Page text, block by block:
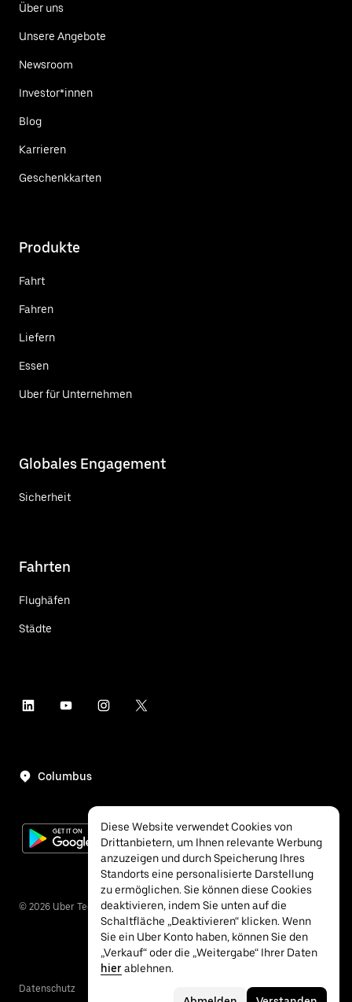
Über uns
Unsere Angebote
Newsroom
Investor*innen
Blog
Karrieren
Geschenkkarten
Produkte
Fahrt
Fahren
Liefern
Essen
Uber für Unternehmen
Globales Engagement
Sicherheit
Fahrten
Flughäfen
Städte
Columbus
© 2026 Uber Technologies Inc.
Datenschutz
Diese Website verwendet Cookies von
Drittanbietern, um Ihnen relevante Werbung
anzuzeigen und durch Speicherung Ihres
Standorts eine personalisierte Darstellung
zu ermöglichen. Sie können diese Cookies
deaktivieren, indem Sie unten auf die
Schaltfläche „Deaktivieren“ klicken. Wenn
Sie ein Uber Konto haben, können Sie den
„Verkauf“ oder die „Weitergabe“ Ihrer Daten
hierablehnen.